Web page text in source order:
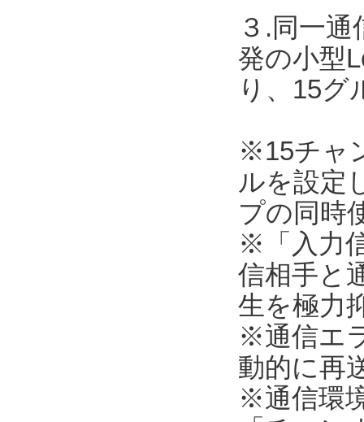
３.同一
発の小型
り、15グ
※15チャ
ルを設定
プの同時
※「入力
信相手と
生を極力
※通信エ
動的に再
※通信環